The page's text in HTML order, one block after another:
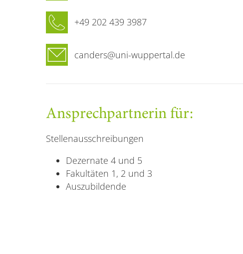
+49 202 439 3987
canders@uni-wuppertal.de
Ansprechpartnerin für:
Stellenausschreibungen
Dezernate 4 und 5
Fakultäten 1, 2 und 3
Auszubildende